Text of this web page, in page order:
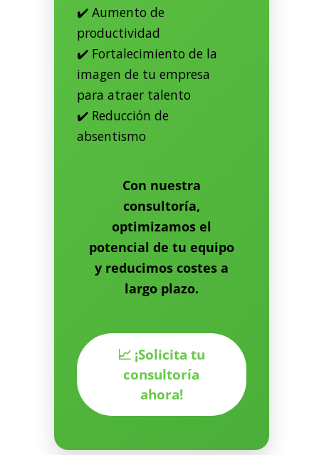
✔️ Aumento de
productividad
✔️ Fortalecimiento de la
imagen de tu empresa
para atraer talento
✔️ Reducción de
absentismo
Con nuestra
consultoría,
optimizamos el
potencial de tu equipo
y reducimos costes a
largo plazo.
📈 ¡Solicita tu
consultoría
ahora!